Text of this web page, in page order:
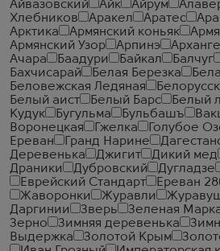
Айвазовский
Айк Айрум
Хлебников
Аракел Аратес
Арктика
Армянский коньяк
Армянский Узор
Арпинэ
Ачара
Баадури Байкал Балчуг
Бахчисарай
Белая Березка
Беловежская Ледяная
Белый аист
Белый Барс Белый
Кудук
Бугульма Бульбашъ
Воронецкая
Гжелка Голубое
Ереван
Гранд Нарине
Деревенька
Джигит Дикий мед
Драники
Дубровский Дугладзе
Еврейский Стандарт
Ереван
Жаворонки
Журавли
Даргинии
Зверь Зеленая
Зерно
Зимняя деревенька
Выдержка
Золотой Крым